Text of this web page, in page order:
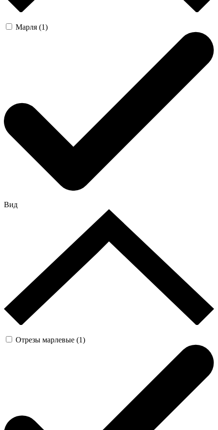
Марля (1)
Вид
Отрезы марлевые (1)